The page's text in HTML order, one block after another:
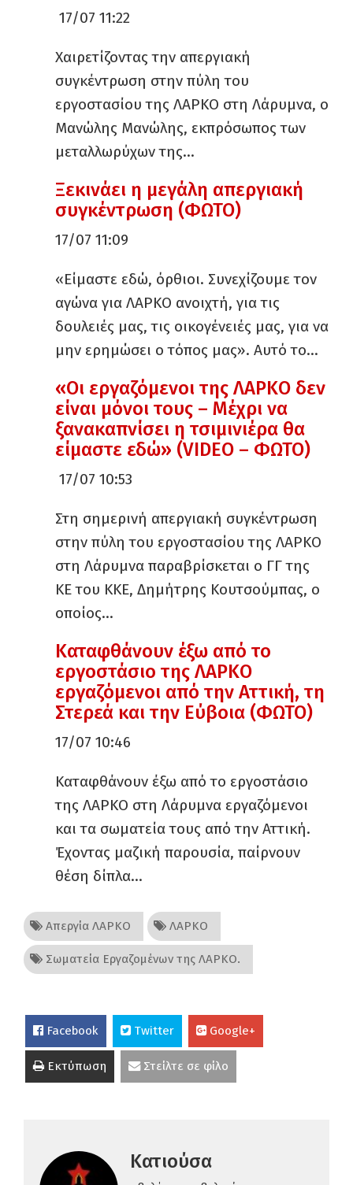
17/07 11:22
Χαιρετίζοντας την απεργιακή
συγκέντρωση στην πύλη του
εργοστασίου της ΛΑΡΚΟ στη Λάρυμνα, ο
Μανώλης Μανώλης, εκπρόσωπος των
μεταλλωρύχων της…
Ξεκινάει η μεγάλη απεργιακή
συγκέντρωση (ΦΩΤΟ)
17/07 11:09
«Είμαστε εδώ, όρθιοι. Συνεχίζουμε τον
αγώνα για ΛΑΡΚΟ ανοιχτή, για τις
δουλειές μας, τις οικογένειές μας, για να
μην ερημώσει ο τόπος μας». Αυτό το…
«Οι εργαζόμενοι της ΛΑΡΚΟ δεν
είναι μόνοι τους – Μέχρι να
ξανακαπνίσει η τσιμινιέρα θα
είμαστε εδώ» (VIDEO – ΦΩΤΟ)
17/07 10:53
Στη σημερινή απεργιακή συγκέντρωση
στην πύλη του εργοστασίου της ΛΑΡΚΟ
στη Λάρυμνα παραβρίσκεται ο ΓΓ της
ΚΕ του ΚΚΕ, Δημήτρης Κουτσούμπας, ο
οποίος…
Καταφθάνουν έξω από το
εργοστάσιο της ΛΑΡΚΟ
εργαζόμενοι από την Αττική, τη
Στερεά και την Εύβοια (ΦΩΤΟ)
17/07 10:46
Καταφθάνουν έξω από το εργοστάσιο
της ΛΑΡΚΟ στη Λάρυμνα εργαζόμενοι
και τα σωματεία τους από την Αττική.
Έχοντας μαζική παρουσία, παίρνουν
θέση δίπλα…
Απεργία ΛΑΡΚΟ ΛΑΡΚΟ
Σωματεία Εργαζομένων της ΛΑΡΚΟ.
Facebook Twitter Google+
Εκτύπωση Στείλτε σε φίλο
Κατιούσα